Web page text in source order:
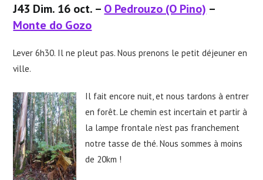
J43 Dim. 16 oct. – O Pedrouzo (O Pino) –
Monte do Gozo
Lever 6h30. Il ne pleut pas. Nous prenons le petit déjeuner en
ville.
Il fait encore nuit, et nous tardons à entrer
en forêt. Le chemin est incertain et partir à
la lampe frontale n’est pas franchement
notre tasse de thé. Nous sommes à moins
de 20km !